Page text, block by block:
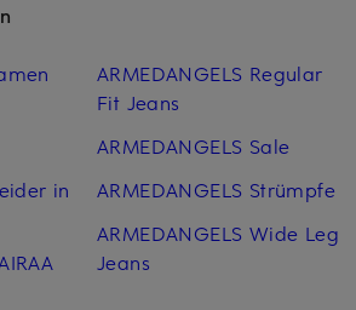
in
ARMEDANGELS Regular
Fit Jeans
ARMEDANGELS Sale
ARMEDANGELS Strümpfe
ARMEDANGELS Wide Leg
Jeans